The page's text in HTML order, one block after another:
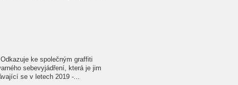
ke společným graffiti
sebevyjádření, která je jim
se v letech 2019 -...